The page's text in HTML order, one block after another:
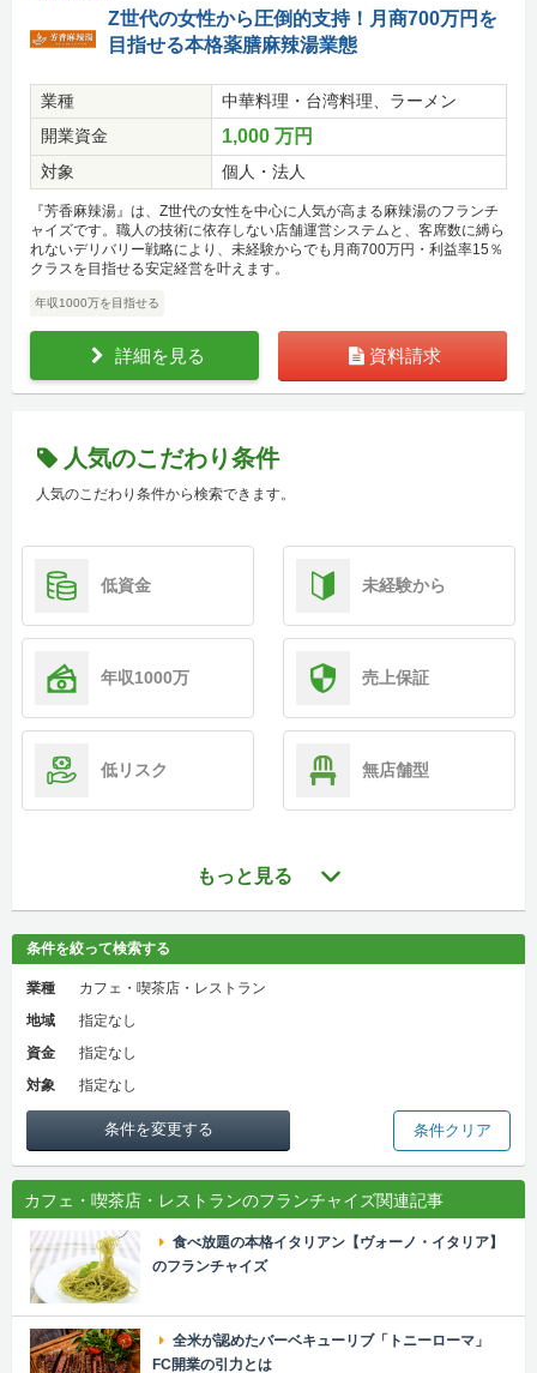
Z世代の女性から圧倒的支持！月商700万円を
目指せる本格薬膳麻辣湯業態
業種
中華料理・台湾料理、ラーメン
開業資金
1,000 万円
対象 個人・法人
『芳香麻辣湯』は、Z世代の女性を中心に人気が高まる麻辣湯のフランチ
ャイズです。職人の技術に依存しない店舗運営システムと、客席数に縛ら
れないデリバリー戦略により、未経験からでも月商700万円・利益率15％
クラスを目指せる安定経営を叶えます。
年収1000万を目指せる
詳細を見る 資料請求
人気のこだわり条件
人気のこだわり条件から検索できます。
低資金 未経験から
年収1000万 売上保証
低リスク 無店舗型
もっと見る
条件を絞って検索する
業種
カフェ・喫茶店・レストラン
地域
指定なし
資金
指定なし
対象
指定なし
条件を変更する 条件クリア
カフェ・喫茶店・レストランのフランチャイズ関連記事
食べ放題の本格イタリアン【ヴォーノ・イタリア】
のフランチャイズ
全米が認めたバーベキューリブ「トニーローマ」
FC開業の引力とは